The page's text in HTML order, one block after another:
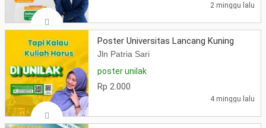
2 minggu lalu
Poster Universitas Lancang Kuning
Jln Patria Sari
poster unilak
Rp 2.000
4 minggu lalu